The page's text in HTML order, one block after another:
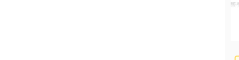
素材を143枚を無料配
住んでいたお城。ブラ
ルーマニアに攻めてき
削ぐために敵兵士を串